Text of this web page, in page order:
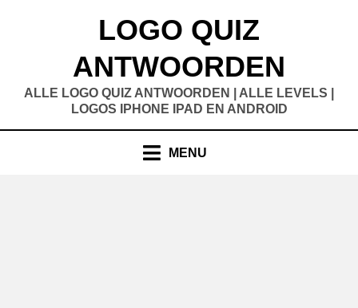
LOGO QUIZ
ANTWOORDEN
ALLE LOGO QUIZ ANTWOORDEN | ALLE LEVELS |
LOGOS IPHONE IPAD EN ANDROID
MENU